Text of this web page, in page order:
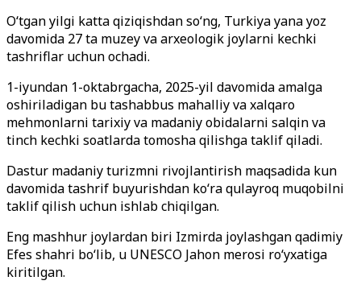
O‘tgan yilgi katta qiziqishdan so‘ng, Turkiya yana yoz
davomida 27 ta muzey va arxeologik joylarni kechki
tashriflar uchun ochadi.
1-iyundan 1-oktabrgacha, 2025-yil davomida amalga
oshiriladigan bu tashabbus mahalliy va xalqaro
mehmonlarni tarixiy va madaniy obidalarni salqin va
tinch kechki soatlarda tomosha qilishga taklif qiladi.
Dastur madaniy turizmni rivojlantirish maqsadida kun
davomida tashrif buyurishdan ko‘ra qulayroq muqobilni
taklif qilish uchun ishlab chiqilgan.
Eng mashhur joylardan biri Izmirda joylashgan qadimiy
Efes shahri bo‘lib, u UNESCO Jahon merosi ro‘yxatiga
kiritilgan.